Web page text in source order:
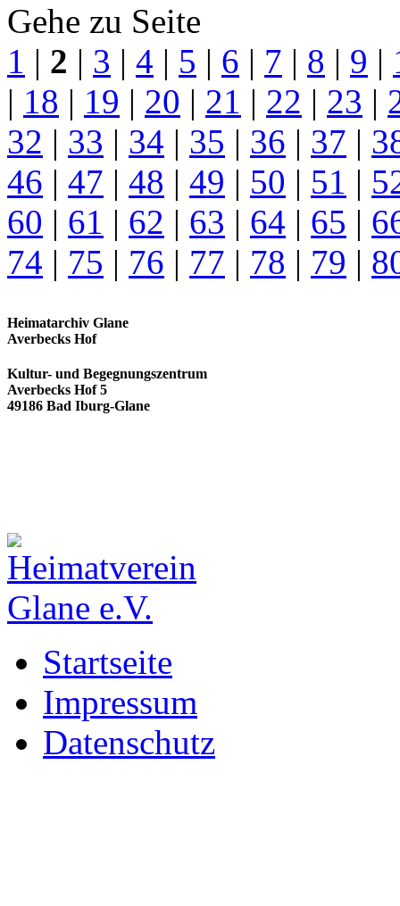
Gehe zu Seite
1 | 2 | 3 | 4 | 5 | 6 | 7 | 8 | 9 |
| 18 | 19 | 20 | 21 | 22 | 23 |
32 | 33 | 34 | 35 | 36 | 37 |
46 | 47 | 48 | 49 | 50 | 51 |
60 | 61 | 62 | 63 | 64 | 65 |
74 | 75 | 76 | 77 | 78 | 79 |
Heimatarchiv Glane
Averbecks Hof
Kultur- und Begegnungszentrum
Averbecks Hof 5
49186 Bad Iburg-Glane
Startseite
Impressum
Datenschutz